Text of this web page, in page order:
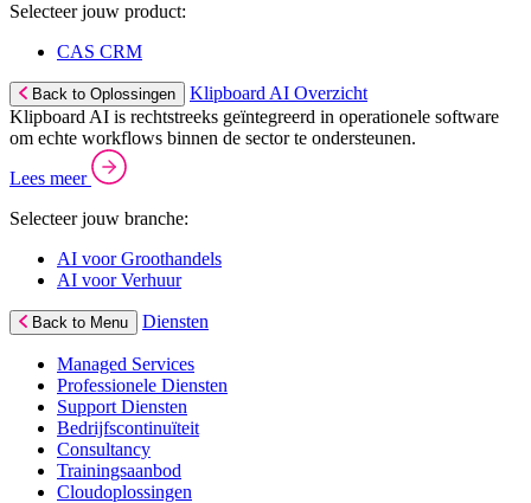
Selecteer jouw product:
CAS CRM
Back to Oplossingen
Klipboard AI Overzicht
Klipboard AI is rechtstreeks geïntegreerd in operationele software
om echte workflows binnen de sector te ondersteunen.
Lees meer
Selecteer jouw branche:
AI voor Groothandels
AI voor Verhuur
Back to Menu Diensten
Managed Services
Professionele Diensten
Support Diensten
Bedrijfscontinuïteit
Consultancy
Trainingsaanbod
Cloudoplossingen